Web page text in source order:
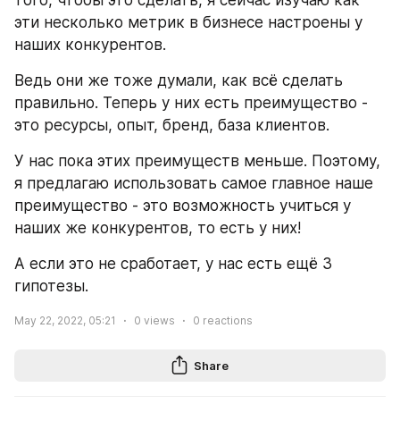
эти несколько метрик в бизнесе настроены у
наших конкурентов.
Ведь они же тоже думали, как всё сделать
правильно. Теперь у них есть преимущество -
это ресурсы, опыт, бренд, база клиентов.
У нас пока этих преимуществ меньше. Поэтому,
я предлагаю использовать самое главное наше
преимущество - это возможность учиться у
наших же конкурентов, то есть у них!
А если это не сработает, у нас есть ещё 3
гипотезы.
May 22, 2022, 05:21 0 views 0 reactions
Share